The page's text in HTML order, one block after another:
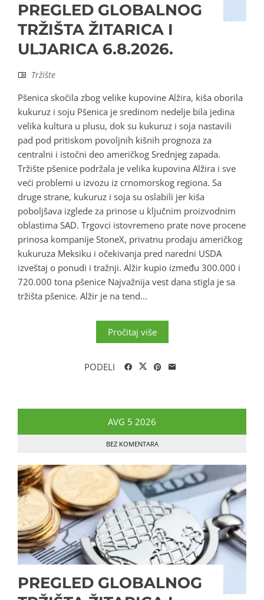
PREGLED GLOBALNOG
TRŽIŠTA ŽITARICA I
ULJARICA 6.8.2026.
Tržište
Pšenica skočila zbog velike kupovine Alžira, kiša oborila
kukuruz i soju Pšenica je sredinom nedelje bila jedina
velika kultura u plusu, dok su kukuruz i soja nastavili
pad pod pritiskom povoljnih kišnih prognoza za
centralni i istočni deo američkog Srednjeg zapada.
Tržište pšenice podržala je velika kupovina Alžira i sve
veći problemi u izvozu iz crnomorskog regiona. Sa
druge strane, kukuruz i soja su oslabili jer kiša
poboljšava izglede za prinose u ključnim proizvodnim
oblastima SAD. Trgovci istovremeno prate nove procene
prinosa kompanije StoneX, privatnu prodaju američkog
kukuruza Meksiku i očekivanja pred naredni USDA
izveštaj o ponudi i tražnji. Alžir kupio između 300.000 i
720.000 tona pšenice Najvažnija vest dana stigla je sa
tržišta pšenice. Alžir je na tend...
Pročitaj više
PODELI
AVG 5 2026
BEZ KOMENTARA
PREGLED GLOBALNOG